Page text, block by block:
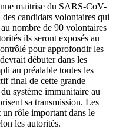
maitrise du SARS-CoV-
candidats volontaires qui
nombre de 90 volontaires
ils seront exposés au
pour approfondir les
débuter dans les
au préalable toutes les
final de cette grande
système immunitaire au
sa transmission. Les
un rôle important dans le
les autorités.